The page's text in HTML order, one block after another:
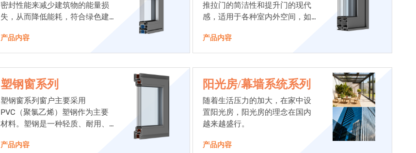
密封性能来减少建筑物的能量损
失，从而降低能耗，符合绿色建
产品内容
推拉门的简洁性和提升门的现代
感，适用于各种室内外空间，如
产品内容
塑钢窗系列
塑钢窗系列窗户主要采用
PVC（聚氯乙烯）塑钢作为主要
材料。塑钢是一种轻质、耐用、
造。
产品内容
阳光房/幕墙系统系列
随着生活压力的加大，在家中设
置阳光房，阳光房的理念在国内
越来越盛行。
产品内容